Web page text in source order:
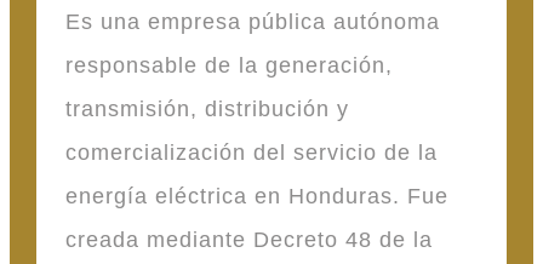
Es una empresa pública autónoma
responsable de la generación,
transmisión, distribución y
comercialización del servicio de la
energía eléctrica en Honduras. Fue
creada mediante Decreto 48 de la